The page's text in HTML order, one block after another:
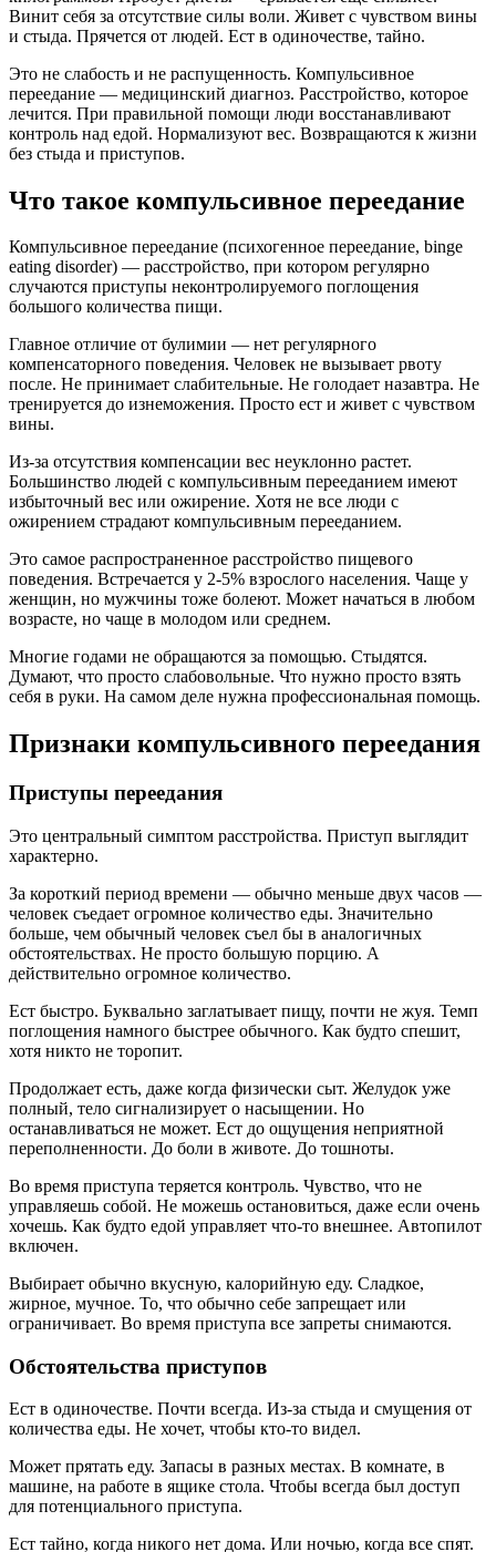
Винит себя за отсутствие силы воли. Живет с чувством вины
и стыда. Прячется от людей. Ест в одиночестве, тайно.
Это не слабость и не распущенность. Компульсивное
переедание — медицинский диагноз. Расстройство, которое
лечится. При правильной помощи люди восстанавливают
контроль над едой. Нормализуют вес. Возвращаются к жизни
без стыда и приступов.
Что такое компульсивное переедание
Компульсивное переедание (психогенное переедание, binge
eating disorder) — расстройство, при котором регулярно
случаются приступы неконтролируемого поглощения
большого количества пищи.
Главное отличие от булимии — нет регулярного
компенсаторного поведения. Человек не вызывает рвоту
после. Не принимает слабительные. Не голодает назавтра. Не
тренируется до изнеможения. Просто ест и живет с чувством
вины.
Из-за отсутствия компенсации вес неуклонно растет.
Большинство людей с компульсивным перееданием имеют
избыточный вес или ожирение. Хотя не все люди с
ожирением страдают компульсивным перееданием.
Это самое распространенное расстройство пищевого
поведения. Встречается у 2-5% взрослого населения. Чаще у
женщин, но мужчины тоже болеют. Может начаться в любом
возрасте, но чаще в молодом или среднем.
Многие годами не обращаются за помощью. Стыдятся.
Думают, что просто слабовольные. Что нужно просто взять
себя в руки. На самом деле нужна профессиональная помощь.
Признаки компульсивного переедания
Приступы переедания
Это центральный симптом расстройства. Приступ выглядит
характерно.
За короткий период времени — обычно меньше двух часов —
человек съедает огромное количество еды. Значительно
больше, чем обычный человек съел бы в аналогичных
обстоятельствах. Не просто большую порцию. А
действительно огромное количество.
Ест быстро. Буквально заглатывает пищу, почти не жуя. Темп
поглощения намного быстрее обычного. Как будто спешит,
хотя никто не торопит.
Продолжает есть, даже когда физически сыт. Желудок уже
полный, тело сигнализирует о насыщении. Но
останавливаться не может. Ест до ощущения неприятной
переполненности. До боли в животе. До тошноты.
Во время приступа теряется контроль. Чувство, что не
управляешь собой. Не можешь остановиться, даже если очень
хочешь. Как будто едой управляет что-то внешнее. Автопилот
включен.
Выбирает обычно вкусную, калорийную еду. Сладкое,
жирное, мучное. То, что обычно себе запрещает или
ограничивает. Во время приступа все запреты снимаются.
Обстоятельства приступов
Ест в одиночестве. Почти всегда. Из-за стыда и смущения от
количества еды. Не хочет, чтобы кто-то видел.
Может прятать еду. Запасы в разных местах. В комнате, в
машине, на работе в ящике стола. Чтобы всегда был доступ
для потенциального приступа.
Ест тайно, когда никого нет дома. Или ночью, когда все спят.